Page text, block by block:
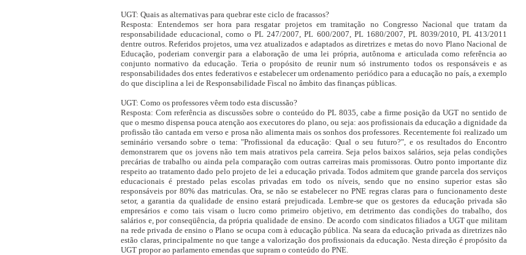
UGT: Quais as alternativas para quebrar este ciclo de fracassos?
Resposta: Entendemos ser hora para resgatar projetos em tramitação no Congresso Nacional que tratam da
responsabilidade educacional, como o PL 247/2007, PL 600/2007, PL 1680/2007, PL 8039/2010, PL 413/2011
dentre outros. Referidos projetos, uma vez atualizados e adaptados as diretrizes e metas do novo Plano Nacional de
Educação, poderiam convergir para a elaboração de uma lei própria, autônoma e articulada como referência ao
conjunto normativo da educação. Teria o propósito de reunir num só instrumento todos os responsáveis e as
responsabilidades dos entes federativos e estabelecer um ordenamento periódico para a educação no país, a exemplo
do que disciplina a lei de Responsabilidade Fiscal no âmbito das finanças públicas.
UGT: Como os professores vêem todo esta discussão?
Resposta: Com referência as discussões sobre o conteúdo do PL 8035, cabe a firme posição da UGT no sentido de
que o mesmo dispensa pouca atenção aos executores do plano, ou seja: aos profissionais da educação a dignidade da
profissão tão cantada em verso e prosa não alimenta mais os sonhos dos professores. Recentemente foi realizado um
seminário versando sobre o tema: "Profissional da educação: Qual o seu futuro?", e os resultados do Encontro
demonstrarem que os jovens não tem mais atrativos pela carreira. Seja pelos baixos salários, seja pelas condições
precárias de trabalho ou ainda pela comparação com outras carreiras mais promissoras. Outro ponto importante diz
respeito ao tratamento dado pelo projeto de lei a educação privada. Todos admitem que grande parcela dos serviços
educacionais é prestado pelas escolas privadas em todo os níveis, sendo que no ensino superior estas são
responsáveis por 80% das matriculas. Ora, se não se estabelecer no PNE regras claras para o funcionamento deste
setor, a garantia da qualidade de ensino estará prejudicada. Lembre-se que os gestores da educação privada são
empresários e como tais visam o lucro como primeiro objetivo, em detrimento das condições do trabalho, dos
salários e, por conseqüência, da própria qualidade de ensino. De acordo com sindicatos filiados a UGT que militam
na rede privada de ensino o Plano se ocupa com à educação pública. Na seara da educação privada as diretrizes não
estão claras, principalmente no que tange a valorização dos profissionais da educação. Nesta direção é propósito da
UGT propor ao parlamento emendas que supram o conteúdo do PNE.